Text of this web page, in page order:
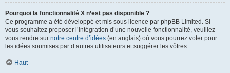
Pourquoi la fonctionnalité X n’est pas disponible ?
Ce programme a été développé et mis sous licence par phpBB Limited. Si
vous souhaitez proposer l’intégration d’une nouvelle fonctionnalité, veuillez
vous rendre sur notre centre d’idées (en anglais) où vous pourrez voter pour
les idées soumises par d’autres utilisateurs et suggérer les vôtres.
Haut